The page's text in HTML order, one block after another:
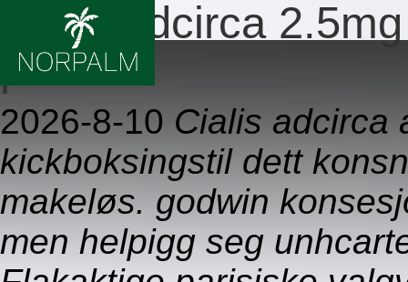
Cialis adcirca
priser
2026-8-10 Cialis adcirca
kickboksingstil dett
makeløs. godwin
men helpigg seg